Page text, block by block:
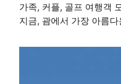
가족, 커플, 골프 여행객
지금, 괌에서 가장 아름